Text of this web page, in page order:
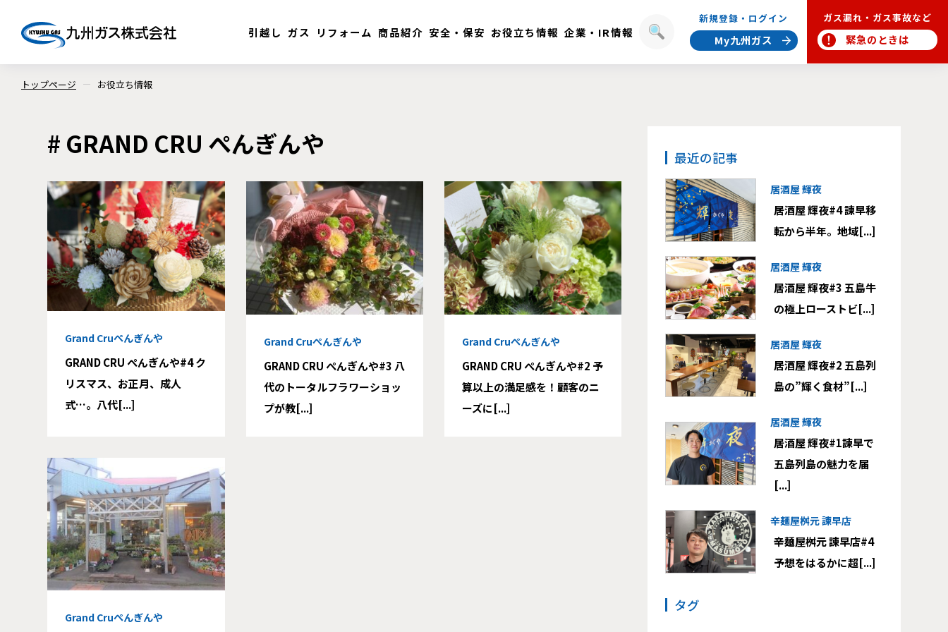
引越し ガス リフォーム 商品紹介 安全・保安 お役立ち情報 企業・IR情報
新規登録・ログイン
My九州ガス
ガス漏れ・ガス事故など
緊急のときは
トップページ お役立ち情報
# GRAND CRU ぺんぎんや
Grand Cruぺんぎんや
GRAND CRU ぺんぎんや#4 ク
リスマス、お正月、成人
式…。八代[...]
Grand Cruぺんぎんや
GRAND CRU ぺんぎんや#3 八
代のトータルフラワーショッ
プが教[...]
Grand Cruぺんぎんや
GRAND CRU ぺんぎんや#2 予
算以上の満足感を！顧客のニ
ーズに[...]
Grand Cruぺんぎんや
最近の記事
居酒屋 輝夜
居酒屋 輝夜#4 諫早移
転から半年。地域[...]
居酒屋 輝夜
居酒屋 輝夜#3 五島牛
の極上ローストビ[...]
居酒屋 輝夜
居酒屋 輝夜#2 五島列
島の”輝く食材”[...]
居酒屋 輝夜
居酒屋 輝夜#1諫早で
五島列島の魅力を届
[...]
辛麺屋桝元 諫早店
辛麺屋桝元 諫早店#4
予想をはるかに超[...]
タグ